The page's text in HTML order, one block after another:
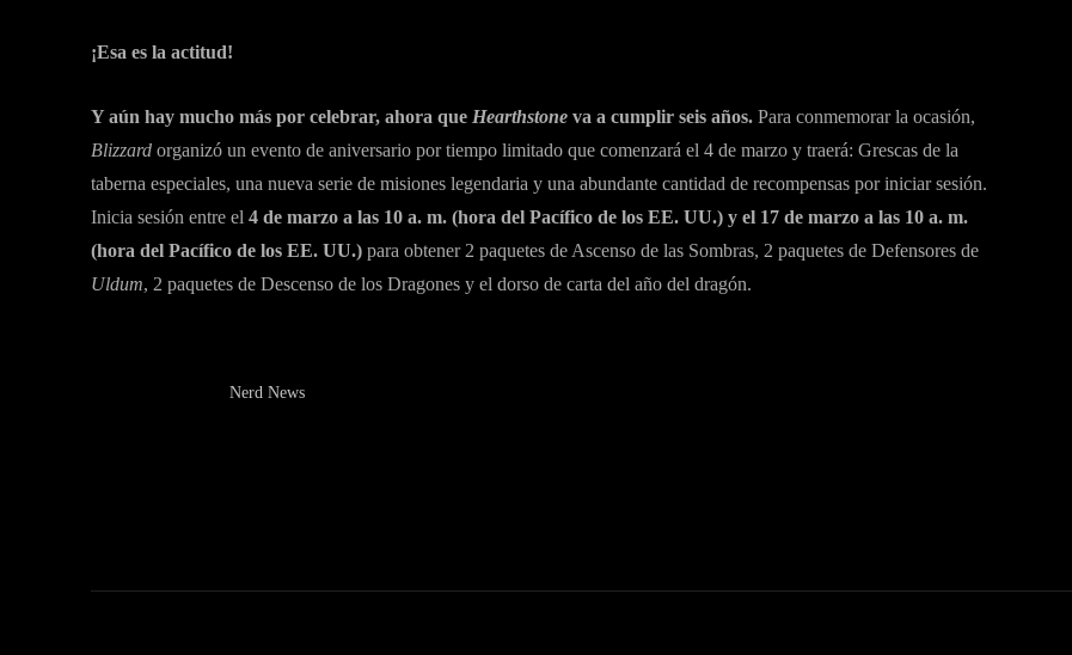
¡Esa es la actitud!
Y aún hay mucho más por celebrar, ahora que Hearthstone va a cumplir seis años. Para conmemorar la ocasión,
Blizzard organizó un evento de aniversario por tiempo limitado que comenzará el 4 de marzo y traerá: Grescas de la
taberna especiales, una nueva serie de misiones legendaria y una abundante cantidad de recompensas por iniciar sesión.
Inicia sesión entre el 4 de marzo a las 10 a. m. (hora del Pacífico de los EE. UU.) y el 17 de marzo a las 10 a. m.
(hora del Pacífico de los EE. UU.) para obtener 2 paquetes de Ascenso de las Sombras, 2 paquetes de Defensores de
Uldum, 2 paquetes de Descenso de los Dragones y el dorso de carta del año del dragón.
Nerd News